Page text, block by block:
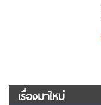
เรื่องมาใหม่